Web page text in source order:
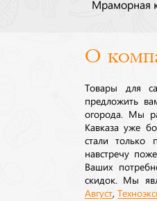
Мраморная
О
Товары для
предложить
огорода. Мы
Кавказа уже
стали только
навстречу
Ваших
скидок. Мы
Август ,